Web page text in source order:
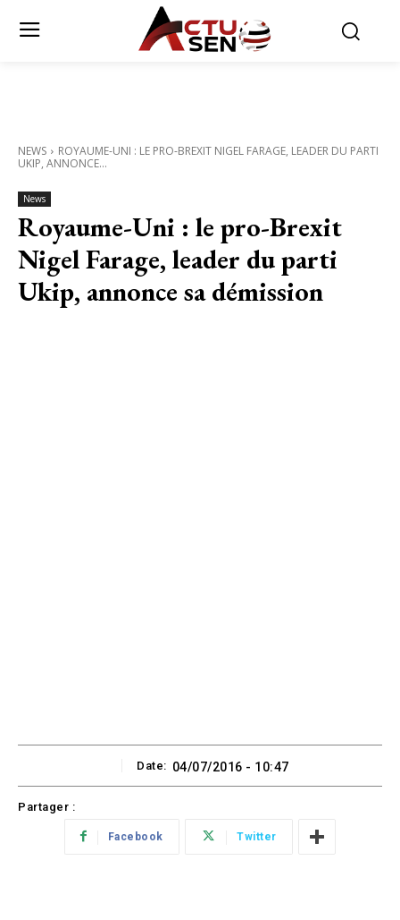
NEWS
ROYAUME-UNI : LE PRO-BREXIT NIGEL FARAGE, LEADER DU PARTI
UKIP, ANNONCE...
News
Royaume-Uni : le pro-Brexit
Nigel Farage, leader du parti
Ukip, annonce sa démission
Date: 04/07/2016 - 10:47
Partager :
Facebook Twitter